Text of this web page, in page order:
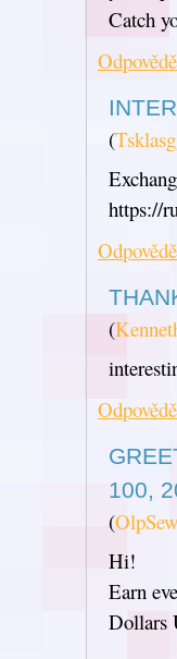
Catch
(
https://
(
100,
(OlpSew
Hi!
Earn
Dollars